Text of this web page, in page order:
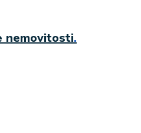
nemovitosti.